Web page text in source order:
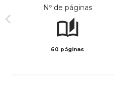
Nº de páginas
60 páginas